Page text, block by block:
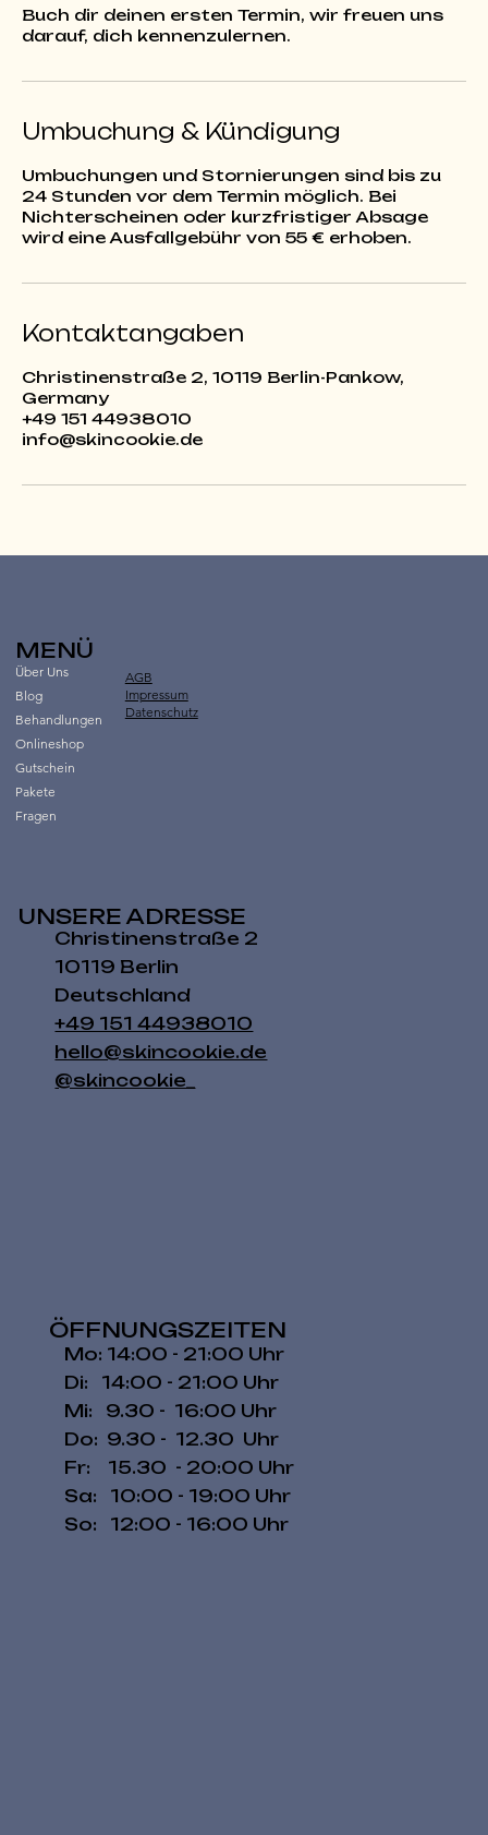
Buch dir deinen ersten Termin, wir freuen uns
darauf, dich kennenzulernen.
Umbuchung & Kündigung
Umbuchungen und Stornierungen sind bis zu
24 Stunden vor dem Termin möglich. Bei
Nichterscheinen oder kurzfristiger Absage
Kontaktangaben
Christinenstraße 2, 10119 Berlin-Pankow,
Germany
+49 151 44938010
info@skincookie.de
MENÜ
Über Uns
Blog
Behandlungen
Onlineshop
Gutschein
Pakete
Fragen
AGB
Impressum
Datenschutz
UNSERE ADRESSE
Christinenstraße 2
10119 Berlin
Deutschland
+49 151 44938010
hello@skincookie.de
@skincookie_
ÖFFNUNGSZEITEN
Mo: 14:00 - 21:00 Uhr
Di: 14:00 - 21:00 Uhr
Mi: 9.30 - 16:00 Uhr
Do: 9.30 - 12.30 Uhr
Fr: 15.30 - 20:00 Uhr
​​Sa: 10:00 - 19:00 Uhr
​So: 12:00 - 16:00 Uhr